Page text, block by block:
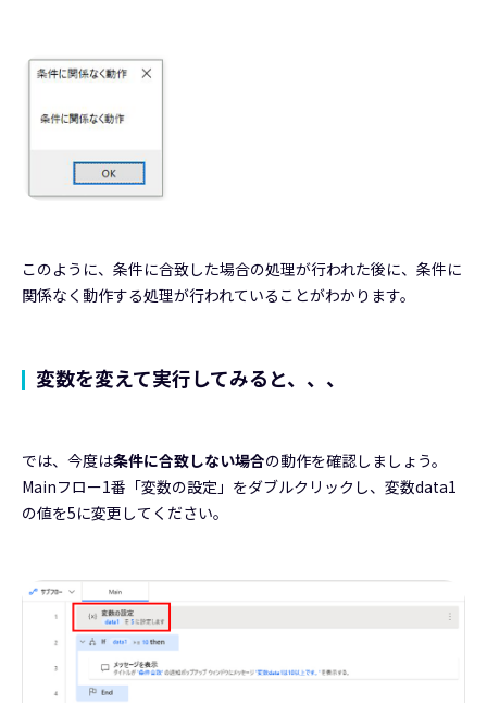
このように、条件に合致した場合の処理が行われた後に、条件に
関係なく動作する処理が行われていることがわかります。
変数を変えて実行してみると、、、
では、今度は条件に合致しない場合の動作を確認しましょう。
Mainフロー1番「変数の設定」をダブルクリックし、変数data1
の値を5に変更してください。